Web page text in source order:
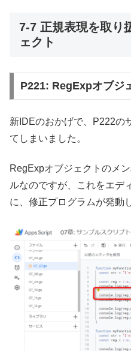
7-7 正規表現を取り
ェクト
P221: RegExpオブジ
新IDEのおかげで、P222の
てしまいました。
RegExpオブジェクトのメ
ルなのですが、これをエデ
に、修正プログラムが発動